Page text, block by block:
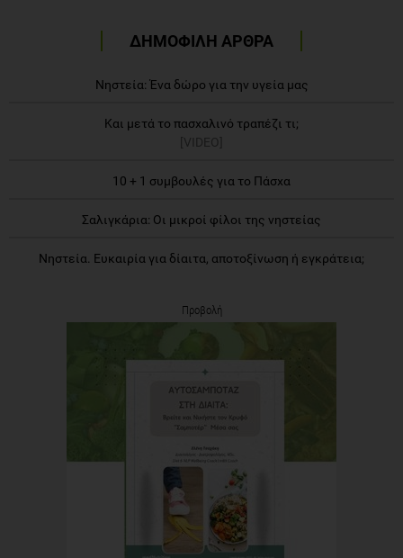
ΔΗΜΟΦΙΛΗ ΑΡΘΡΑ
Νηστεία: Ένα δώρο για την υγεία μας
Και μετά το πασχαλινό τραπέζι τι;
[VIDEO]
10 + 1 συμβουλές για το Πάσχα
Σαλιγκάρια: Οι μικροί φίλοι της νηστείας
Νηστεία. Ευκαιρία για δίαιτα, αποτοξίνωση ή εγκράτεια;
Προβολή